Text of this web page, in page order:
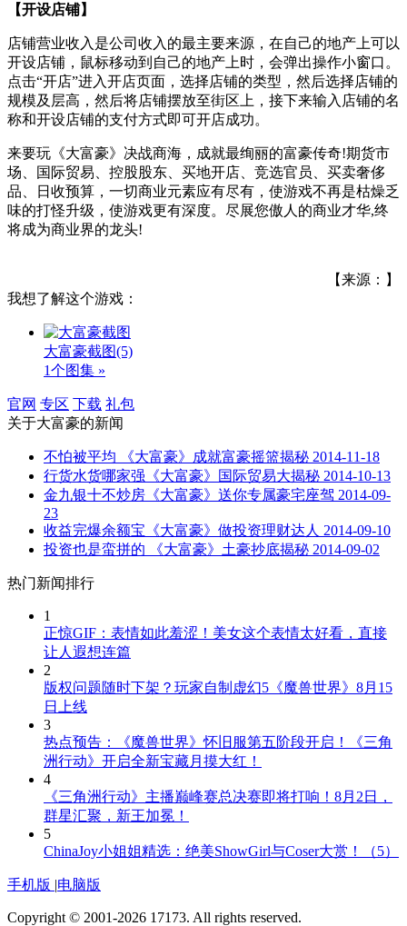
【开设店铺】
店铺营业收入是公司收入的最主要来源，在自己的地产上可以
开设店铺，鼠标移动到自己的地产上时，会弹出操作小窗口。
点击“开店”进入开店页面，选择店铺的类型，然后选择店铺的
规模及层高，然后将店铺摆放至街区上，接下来输入店铺的名
称和开设店铺的支付方式即可开店成功。
来要玩《大富豪》决战商海，成就最绚丽的富豪传奇!期货市
场、国际贸易、控股股东、买地开店、竞选官员、买卖奢侈
品、日收预算，一切商业元素应有尽有，使游戏不再是枯燥乏
味的打怪升级，使游戏更有深度。尽展您傲人的商业才华,终
将成为商业界的龙头!
【来源：】
我想了解这个游戏：
大富豪截图(5)
1个图集 »
官网 专区 下载 礼包
关于大富豪的新闻
不怕被平均 《大富豪》成就富豪摇篮揭秘 2014-11-18
行货水货哪家强《大富豪》国际贸易大揭秘 2014-10-13
金九银十不炒房《大富豪》送你专属豪宅座驾 2014-09-
23
收益完爆余额宝《大富豪》做投资理财达人 2014-09-10
投资也是蛮拼的 《大富豪》土豪抄底揭秘 2014-09-02
热门新闻排行
1
正惊GIF：表情如此羞涩！美女这个表情太好看，直接
让人遐想连篇
2
版权问题随时下架？玩家自制虚幻5《魔兽世界》8月15
日上线
3
热点预告：《魔兽世界》怀旧服第五阶段开启！《三角
洲行动》开启全新宝藏月摸大红！
4
《三角洲行动》主播巅峰赛总决赛即将打响！8月2日，
群星汇聚，新王加冕！
5
ChinaJoy小姐姐精选：绝美ShowGirl与Coser大赏！（5）
手机版 |电脑版
Copyright © 2001-2026 17173. All rights reserved.